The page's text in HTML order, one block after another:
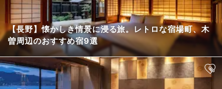
【長野】懐かしき情景に浸る旅。レトロな宿場町、木
曽周辺のおすすめ宿9選